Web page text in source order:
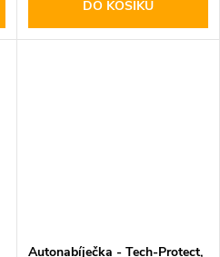
DO KOŠÍKU
Autonabíječka - Tech-Protect,